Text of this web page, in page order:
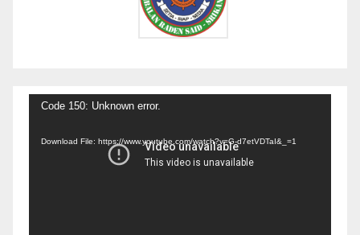
Video
Code 150: Unknown error.
Download File: https://www.youtube.com/watch?v=G-d7etVDTaI&_=1